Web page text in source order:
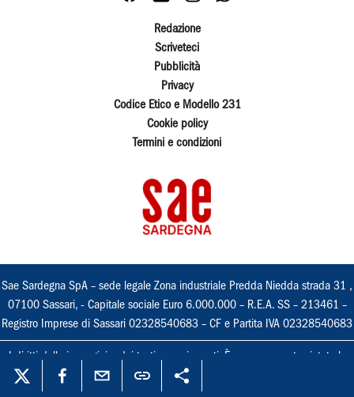
Redazione
Scriveteci
Pubblicità
Privacy
Codice Etico e Modello 231
Cookie policy
Termini e condizioni
Sae Sardegna SpA – sede legale Zona industriale Predda Niedda strada 31 ,
07100 Sassari, - Capitale sociale Euro 6.000.000 – R.E.A. SS – 213461 –
Registro Imprese di Sassari 02328540683 – CF e Partita IVA 02328540683
I diritti delle immagini e dei testi sono riservati. È espressamente vietata la
loro riproduzione con qualsiasi mezzo e l'adattamento totale o parziale.